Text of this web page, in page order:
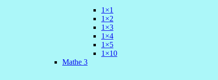
1×1
1×2
1×3
1×4
1×5
1×10
Mathe 3